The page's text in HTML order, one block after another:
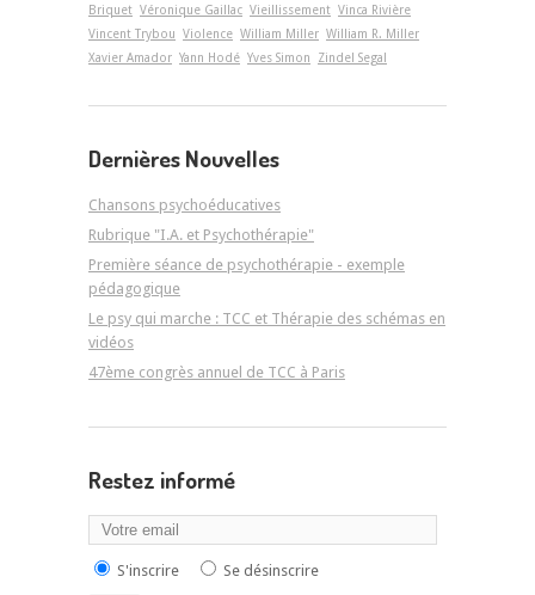
Briquet Véronique Gaillac Vieillissement Vinca Rivière
Vincent Trybou Violence William Miller William R. Miller
Xavier Amador Yann Hodé Yves Simon Zindel Segal
Dernières Nouvelles
Chansons psychoéducatives
Rubrique "I.A. et Psychothérapie"
Première séance de psychothérapie - exemple
pédagogique
Le psy qui marche : TCC et Thérapie des schémas en
vidéos
47ème congrès annuel de TCC à Paris
Restez informé
S'inscrire Se désinscrire